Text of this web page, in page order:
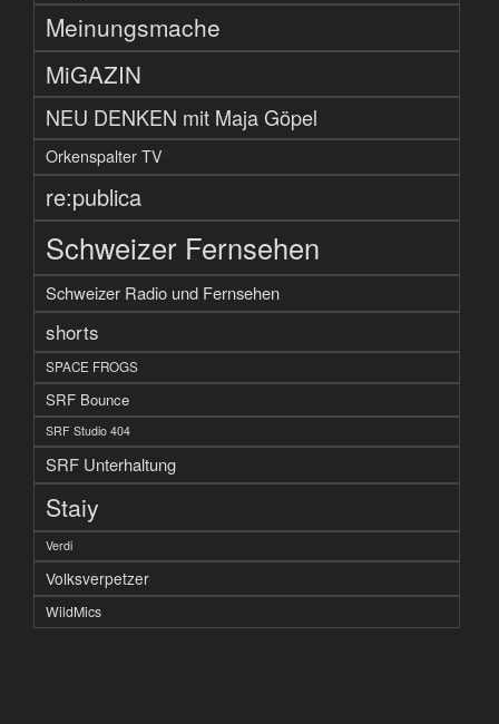
Meinungsmache
MiGAZIN
NEU DENKEN mit Maja Göpel
Orkenspalter TV
re:publica
Schweizer Fernsehen
Schweizer Radio und Fernsehen
shorts
SPACE FROGS
SRF Bounce
SRF Studio 404
SRF Unterhaltung
Staiy
Verdi
Volksverpetzer
WildMics